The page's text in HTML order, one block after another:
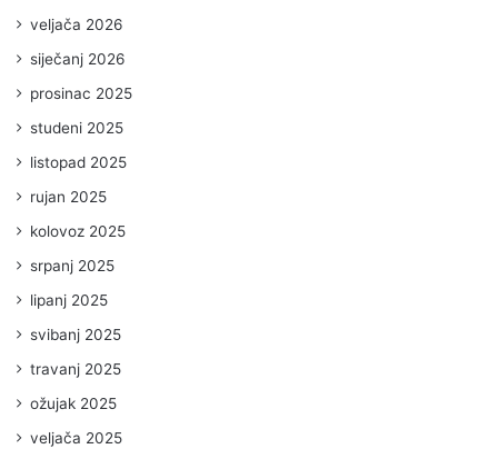
veljača 2026
siječanj 2026
prosinac 2025
studeni 2025
listopad 2025
rujan 2025
kolovoz 2025
srpanj 2025
lipanj 2025
svibanj 2025
travanj 2025
ožujak 2025
veljača 2025